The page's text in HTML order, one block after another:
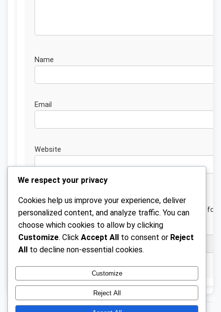
Website
Save my name, email, and website in this browser for
next time I comment.
We respect your privacy
Cookies help us improve your experience, deliver
personalized content, and analyze traffic. You can
choose which cookies to allow by clicking
Customize. Click Accept All to consent or Reject
All to decline non-essential cookies.
Customize
Reject All